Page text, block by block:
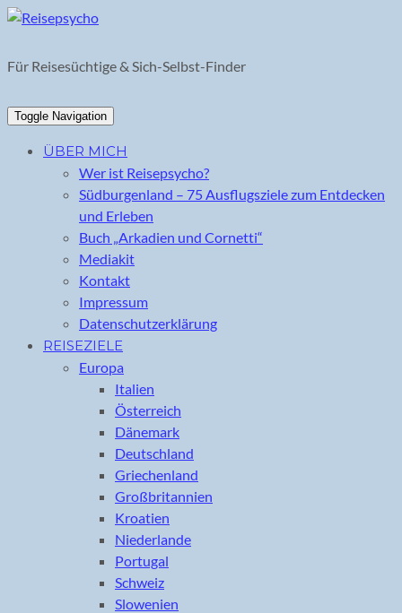
Skip
content
Für Reisesüchtige & Sich-Selbst-Finder
Toggle Navigation
ÜBER MICH
Wer ist Reisepsycho?
Südburgenland – 75 Ausflugsziele zum Entdecken
und Erleben
Buch „Arkadien und Cornetti“
Mediakit
Kontakt
Impressum
Datenschutzerklärung
REISEZIELE
Europa
Italien
Österreich
Dänemark
Deutschland
Griechenland
Großbritannien
Kroatien
Niederlande
Portugal
Schweiz
Slowenien